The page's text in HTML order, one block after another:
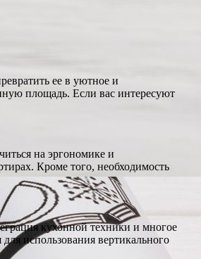
ее в уютное и
площадь. Если вас интересуют
на эргономике и
Кроме того, необходимость
кухонной техники и многое
использования вертикального